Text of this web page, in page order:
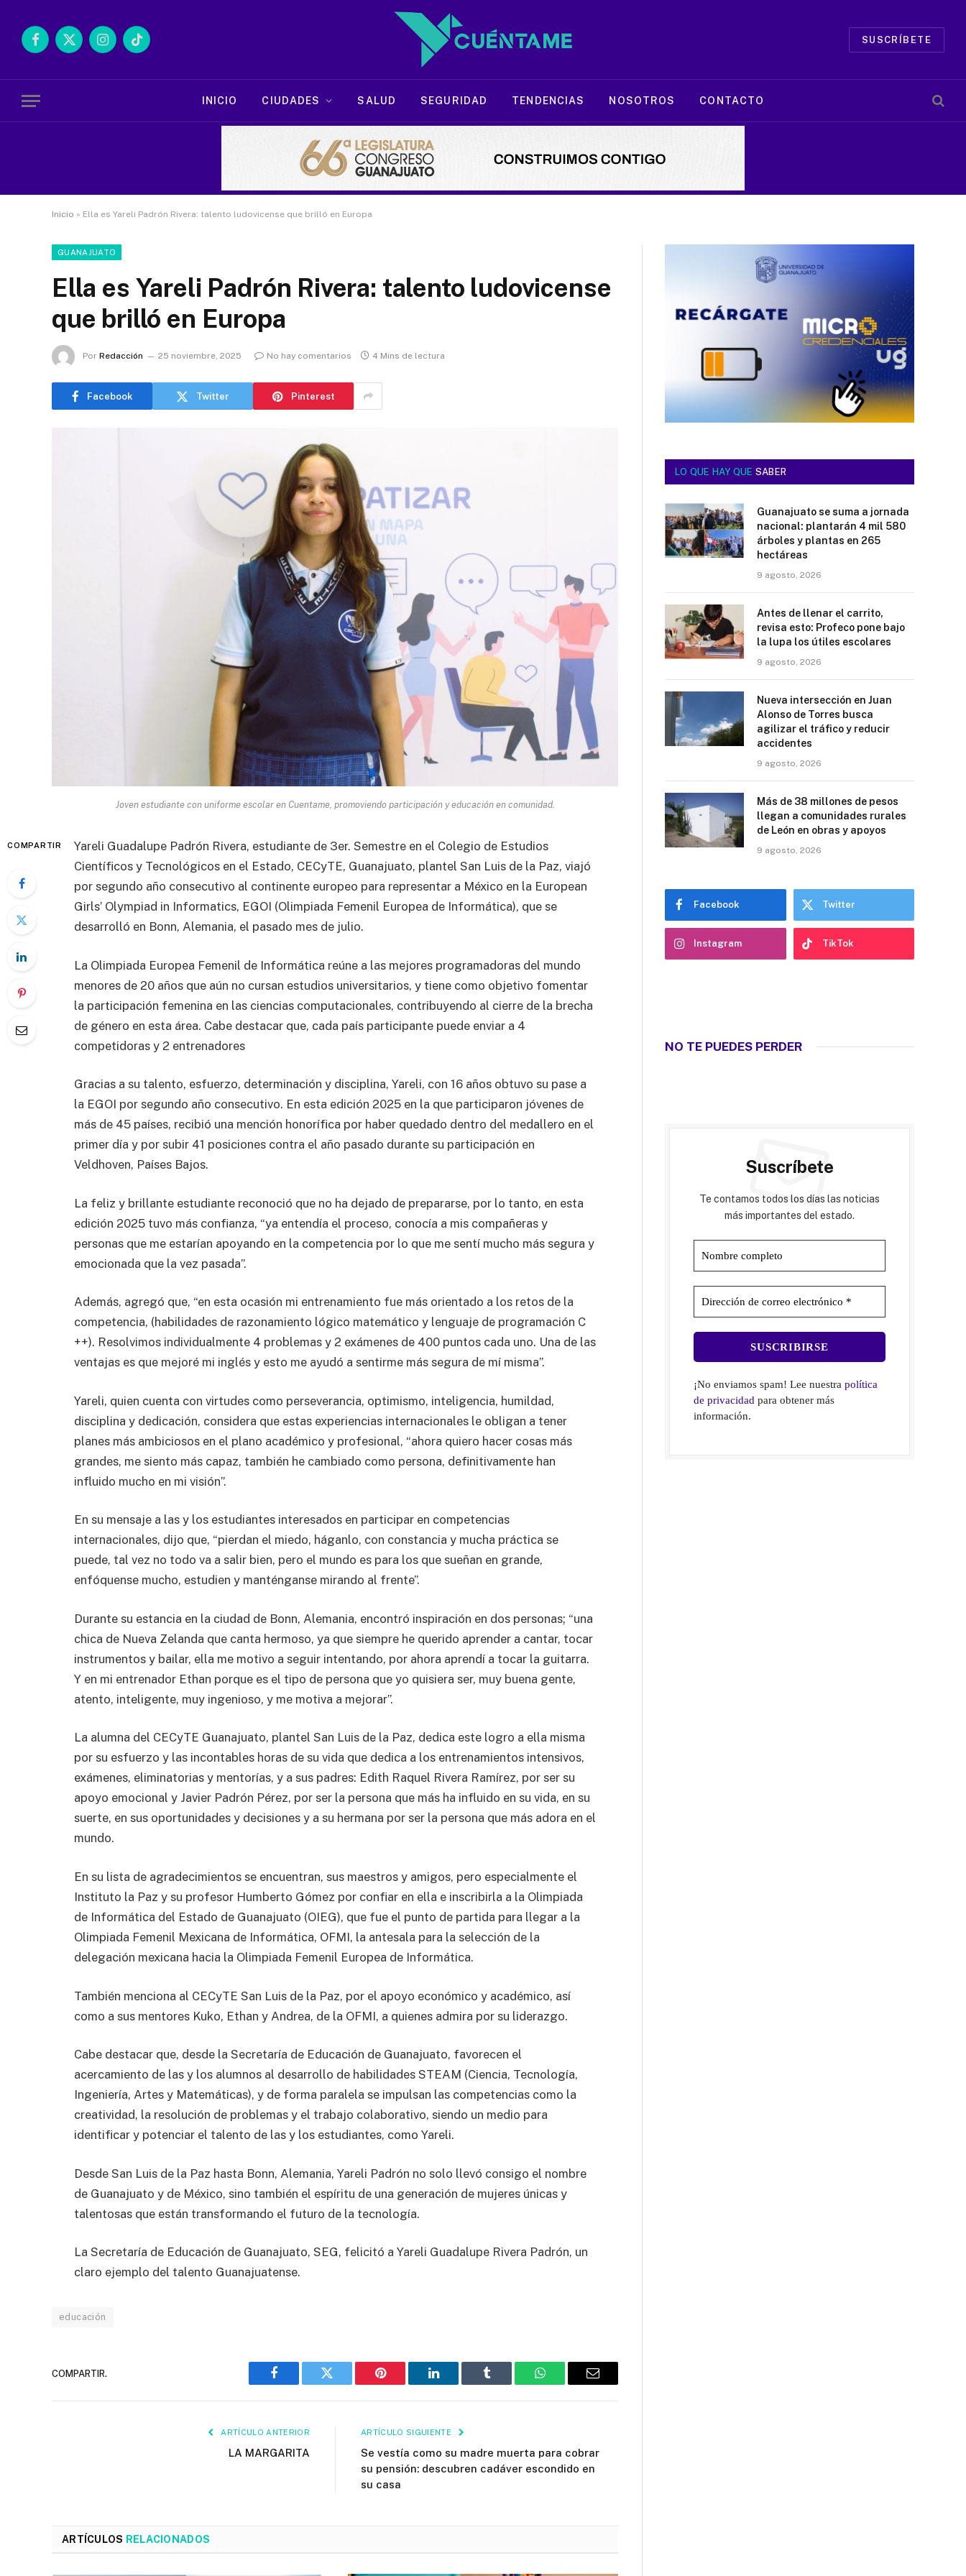
Facebook
X
InstagramTikTok
SUSCRÍBETE
INICIO CIUDADES SALUD SEGURIDAD TENDENCIAS NOSOTROS CONTACTO
Inicio » Ella es Yareli Padrón Rivera: talento ludovicense que brilló en Europa
GUANAJUATO
Ella es Yareli Padrón Rivera: talento ludovicense
que brilló en Europa
Por Redacción 25 noviembre, 2025 No hay comentarios 4 Mins de lectura
Facebook Twitter Pinterest
Joven estudiante con uniforme escolar en Cuentame, promoviendo participación y educación en comunidad.
COMPARTIR
Yareli Guadalupe Padrón Rivera, estudiante de 3er. Semestre en el Colegio de Estudios
Científicos y Tecnológicos en el Estado, CECyTE, Guanajuato, plantel San Luis de la Paz, viajó
por segundo año consecutivo al continente europeo para representar a México en la European
Girls’ Olympiad in Informatics, EGOI (Olimpiada Femenil Europea de Informática), que se
desarrolló en Bonn, Alemania, el pasado mes de julio.
La Olimpiada Europea Femenil de Informática reúne a las mejores programadoras del mundo
menores de 20 años que aún no cursan estudios universitarios, y tiene como objetivo fomentar
la participación femenina en las ciencias computacionales, contribuyendo al cierre de la brecha
de género en esta área. Cabe destacar que, cada país participante puede enviar a 4
competidoras y 2 entrenadores
Gracias a su talento, esfuerzo, determinación y disciplina, Yareli, con 16 años obtuvo su pase a
la EGOI por segundo año consecutivo. En esta edición 2025 en la que participaron jóvenes de
más de 45 países, recibió una mención honorífica por haber quedado dentro del medallero en el
primer día y por subir 41 posiciones contra el año pasado durante su participación en
Veldhoven, Países Bajos.
La feliz y brillante estudiante reconoció que no ha dejado de prepararse, por lo tanto, en esta
edición 2025 tuvo más confianza, “ya entendía el proceso, conocía a mis compañeras y
personas que me estarían apoyando en la competencia por lo que me sentí mucho más segura y
emocionada que la vez pasada”.
Además, agregó que, “en esta ocasión mi entrenamiento fue más orientado a los retos de la
competencia, (habilidades de razonamiento lógico matemático y lenguaje de programación C
++). Resolvimos individualmente 4 problemas y 2 exámenes de 400 puntos cada uno. Una de las
ventajas es que mejoré mi inglés y esto me ayudó a sentirme más segura de mí misma”.
Yareli, quien cuenta con virtudes como perseverancia, optimismo, inteligencia, humildad,
disciplina y dedicación, considera que estas experiencias internacionales le obligan a tener
planes más ambiciosos en el plano académico y profesional, “ahora quiero hacer cosas más
grandes, me siento más capaz, también he cambiado como persona, definitivamente han
influido mucho en mi visión”.
En su mensaje a las y los estudiantes interesados en participar en competencias
internacionales, dijo que, “pierdan el miedo, háganlo, con constancia y mucha práctica se
puede, tal vez no todo va a salir bien, pero el mundo es para los que sueñan en grande,
enfóquense mucho, estudien y manténganse mirando al frente”.
Durante su estancia en la ciudad de Bonn, Alemania, encontró inspiración en dos personas; “una
chica de Nueva Zelanda que canta hermoso, ya que siempre he querido aprender a cantar, tocar
instrumentos y bailar, ella me motivo a seguir intentando, por ahora aprendí a tocar la guitarra.
Y en mi entrenador Ethan porque es el tipo de persona que yo quisiera ser, muy buena gente,
atento, inteligente, muy ingenioso, y me motiva a mejorar”.
La alumna del CECyTE Guanajuato, plantel San Luis de la Paz, dedica este logro a ella misma
por su esfuerzo y las incontables horas de su vida que dedica a los entrenamientos intensivos,
exámenes, eliminatorias y mentorías, y a sus padres: Edith Raquel Rivera Ramírez, por ser su
apoyo emocional y Javier Padrón Pérez, por ser la persona que más ha influido en su vida, en su
suerte, en sus oportunidades y decisiones y a su hermana por ser la persona que más adora en el
mundo.
En su lista de agradecimientos se encuentran, sus maestros y amigos, pero especialmente el
Instituto la Paz y su profesor Humberto Gómez por confiar en ella e inscribirla a la Olimpiada
de Informática del Estado de Guanajuato (OIEG), que fue el punto de partida para llegar a la
Olimpiada Femenil Mexicana de Informática, OFMI, la antesala para la selección de la
delegación mexicana hacia la Olimpiada Femenil Europea de Informática.
También menciona al CECyTE San Luis de la Paz, por el apoyo económico y académico, así
como a sus mentores Kuko, Ethan y Andrea, de la OFMI, a quienes admira por su liderazgo.
Cabe destacar que, desde la Secretaría de Educación de Guanajuato, favorecen el
acercamiento de las y los alumnos al desarrollo de habilidades STEAM (Ciencia, Tecnología,
Ingeniería, Artes y Matemáticas), y de forma paralela se impulsan las competencias como la
creatividad, la resolución de problemas y el trabajo colaborativo, siendo un medio para
identificar y potenciar el talento de las y los estudiantes, como Yareli.
Desde San Luis de la Paz hasta Bonn, Alemania, Yareli Padrón no solo llevó consigo el nombre
de Guanajuato y de México, sino también el espíritu de una generación de mujeres únicas y
talentosas que están transformando el futuro de la tecnología.
La Secretaría de Educación de Guanajuato, SEG, felicitó a Yareli Guadalupe Rivera Padrón, un
claro ejemplo del talento Guanajuatense.
educación
COMPARTIR.
Facebook Twitter Pinterest LinkedIn Tumblr WhatsAppEmail
ARTÍCULO ANTERIOR
LA MARGARITA
ARTÍCULO SIGUIENTE
Se vestía como su madre muerta para cobrar
su pensión: descubren cadáver escondido en
su casa
ARTÍCULOS RELACIONADOS
LO QUE HAY QUE SABER
Guanajuato se suma a jornada
nacional: plantarán 4 mil 580
árboles y plantas en 265
hectáreas
9 agosto, 2026
Antes de llenar el carrito,
revisa esto: Profeco pone bajo
la lupa los útiles escolares
9 agosto, 2026
Nueva intersección en Juan
Alonso de Torres busca
agilizar el tráfico y reducir
accidentes
9 agosto, 2026
Más de 38 millones de pesos
llegan a comunidades rurales
de León en obras y apoyos
9 agosto, 2026
Facebook Twitter
Instagram TikTok
NO TE PUEDES PERDER
Suscríbete
Te contamos todos los días las noticias
más importantes del estado.
¡No enviamos spam! Lee nuestrapolítica
de privacidad para obtener más
información.